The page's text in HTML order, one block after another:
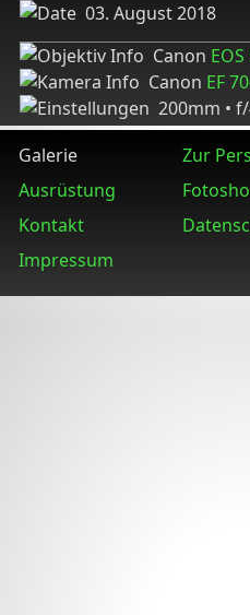
03. August 2018
Canon
Canon EF
200mm •
Galerie
Zur
Ausrüstung
Kontakt
Impressum